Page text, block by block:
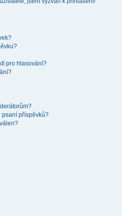
pro hlasování?
psaní příspěvků?